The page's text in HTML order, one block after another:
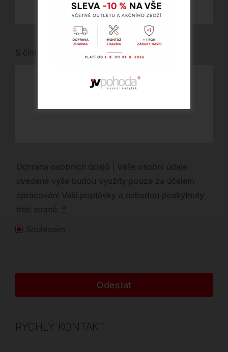
S čím vám můžeme pomoci?
Ochrana osobních údajů | Vaše osobní údaje
uvedené výše budou využity pouze za účelem
zpracování Vaší poptávky a nebudou poskytnuty
třetí straně. *
Souhlasím
Odeslat
RYCHLÝ KONTAKT